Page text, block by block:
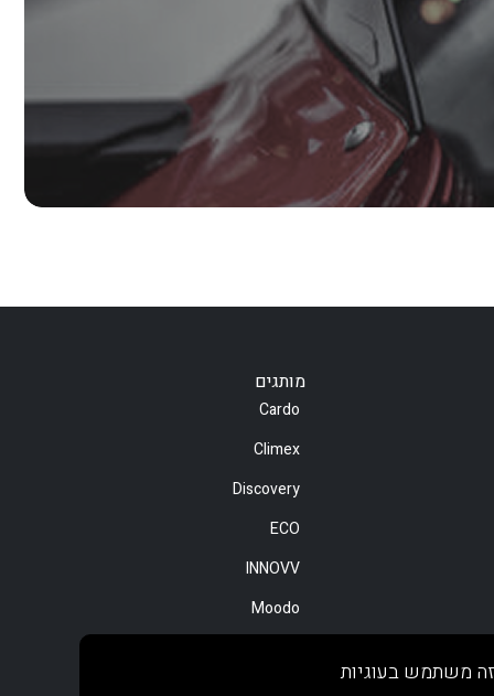
מותגים
Cardo
Climex
Discovery
ECO
INNOVV
Moodo
משתמש בעוגיות